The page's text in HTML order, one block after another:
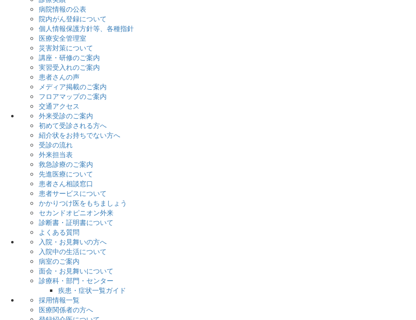
病院情報の公表
院内がん登録について
個人情報保護方針等、各種指針
医療安全管理室
災害対策について
講座・研修のご案内
実習受入れのご案内
患者さんの声
メディア掲載のご案内
フロアマップのご案内
交通アクセス
外来受診のご案内
初めて受診される方へ
紹介状をお持ちでない方へ
受診の流れ
外来担当表
救急診療のご案内
先進医療について
患者さん相談窓口
患者サービスについて
かかりつけ医をもちましょう
セカンドオピニオン外来
診断書・証明書について
よくある質問
入院・お見舞いの方へ
入院中の生活について
病室のご案内
面会・お見舞いについて
診療科・部門・センター
疾患・症状一覧ガイド
採用情報一覧
医療関係者の方へ